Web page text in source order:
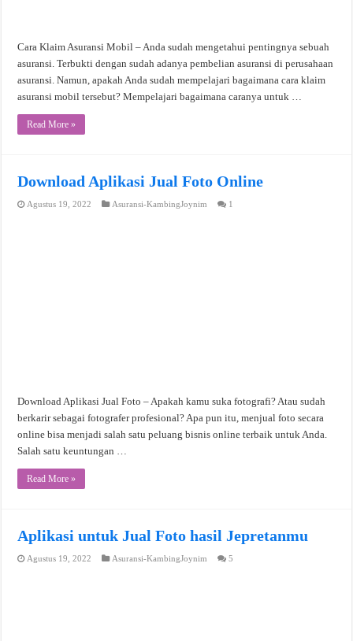
Cara Klaim Asuransi Mobil – Anda sudah mengetahui pentingnya sebuah
asuransi. Terbukti dengan sudah adanya pembelian asuransi di perusahaan
asuransi. Namun, apakah Anda sudah mempelajari bagaimana cara klaim
asuransi mobil tersebut? Mempelajari bagaimana caranya untuk …
Read More »
Download Aplikasi Jual Foto Online
Agustus 19, 2022 Asuransi-KambingJoynim 1
Download Aplikasi Jual Foto – Apakah kamu suka fotografi? Atau sudah
berkarir sebagai fotografer profesional? Apa pun itu, menjual foto secara
online bisa menjadi salah satu peluang bisnis online terbaik untuk Anda.
Salah satu keuntungan …
Read More »
Aplikasi untuk Jual Foto hasil Jepretanmu
Agustus 19, 2022 Asuransi-KambingJoynim 5